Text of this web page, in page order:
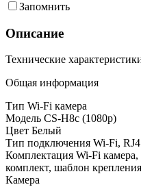
Запомнить
Описание
Технические
Общая информация
Тип Wi-Fi камера
Модель CS-H8c (1080р)
Цвет Белый
Тип подключения Wi-Fi,
Комплектация Wi-Fi
комплект, шаблон
Камера